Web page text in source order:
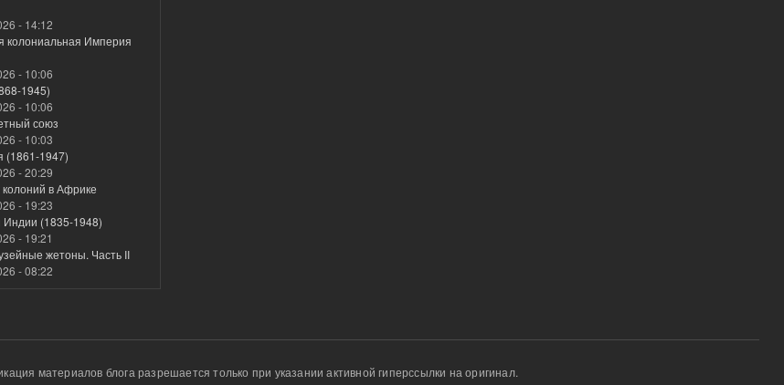
- 14:12
колониальная Империя
- 10:06
1945)
- 10:06
союз
- 10:03
(1861-1947)
- 20:29
в Африке
- 19:23
(1835-1948)
- 19:21
жетоны. Часть II
- 08:22
материалов блога разрешается только при указании активной гиперссылки на оригинал.